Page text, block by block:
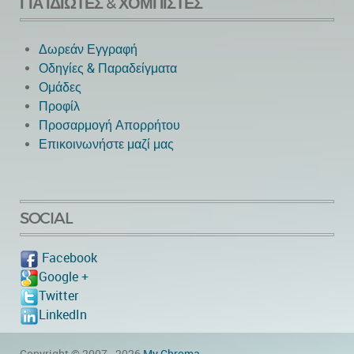
Δωρεάν Εγγραφή
Οδηγίες & Παραδείγματα
Ομάδες
Προφίλ
Προσαρμογή Απορρήτου
Επικοινωνήστε μαζί μας
SOCIAL
Facebook
Google +
Twitter
LinkedIn